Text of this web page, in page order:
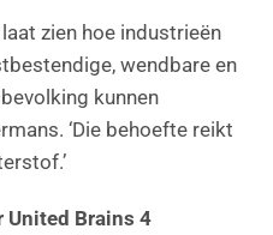
zien hoe industrieën
wendbare en
kunnen
‘Die behoefte reikt
United Brains 4